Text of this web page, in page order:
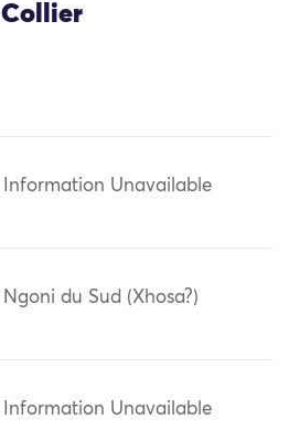
Collier
Information Unavailable
Ngoni du Sud (Xhosa?)
Information Unavailable